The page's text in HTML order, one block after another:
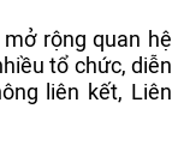
rộng quan hệ
tổ chức, diễn
liên kết, Liên